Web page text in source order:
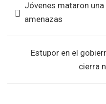
o
o
k
A
p
de Jóvenes mataron
amenazas
Estupor en el
cierra